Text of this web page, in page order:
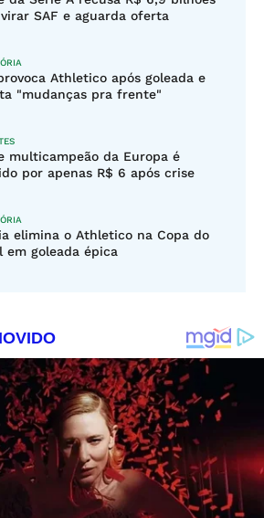
SAF e aguarda oferta
Athletico após goleada e
"mudanças pra frente"
multicampeão da Europa é
por apenas R$ 6 após crise
elimina o Athletico na Copa do
em goleada épica